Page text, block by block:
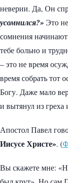
неверии. Да, Он
усомнился?» Это
сомнения начинают
тебе больно и
– это не время
время собрать тот
Богу. Даже мало
и вытянул из греха
Апостол Павел
Иисусе Христе». (
Вы скажете мне: